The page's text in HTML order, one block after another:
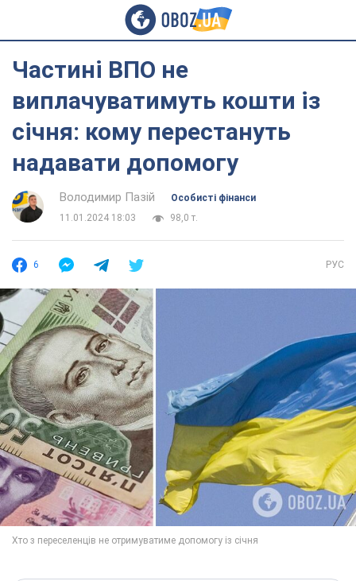
Частині ВПО не
виплачуватимуть кошти із
січня: кому перестануть
надавати допомогу
Володимир Пазій
Особисті фінанси
11.01.2024 18:03
98,0 т.
6 РУС